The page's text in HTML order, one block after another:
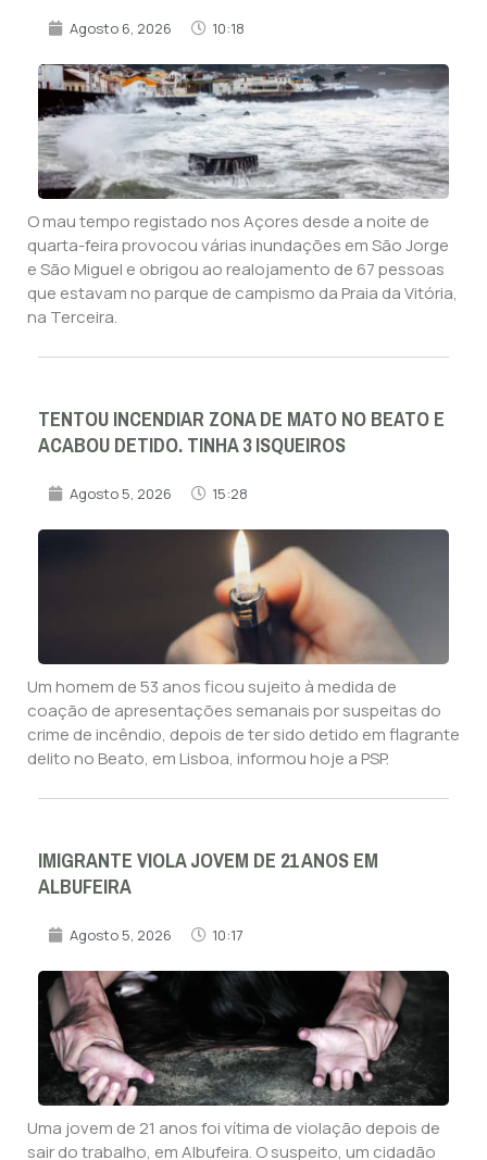
Agosto 6, 2026 10:18
O mau tempo registado nos Açores desde a noite de
quarta-feira provocou várias inundações em São Jorge
e São Miguel e obrigou ao realojamento de 67 pessoas
que estavam no parque de campismo da Praia da Vitória,
na Terceira.
TENTOU INCENDIAR ZONA DE MATO NO BEATO E
ACABOU DETIDO. TINHA 3 ISQUEIROS
Agosto 5, 2026 15:28
Um homem de 53 anos ficou sujeito à medida de
coação de apresentações semanais por suspeitas do
crime de incêndio, depois de ter sido detido em flagrante
delito no Beato, em Lisboa, informou hoje a PSP.
IMIGRANTE VIOLA JOVEM DE 21 ANOS EM
ALBUFEIRA
Agosto 5, 2026 10:17
Uma jovem de 21 anos foi vítima de violação depois de
sair do trabalho, em Albufeira. O suspeito, um cidadão